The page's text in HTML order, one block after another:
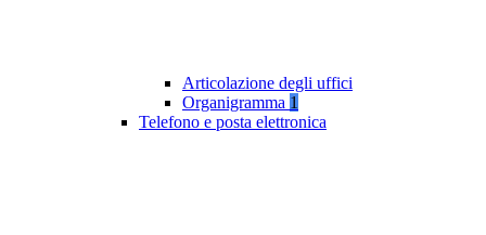
Articolazione degli uffici
Organigramma 1
Telefono e posta elettronica